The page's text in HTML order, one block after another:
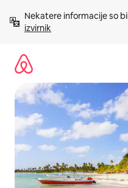
vsebino
Nekatere informacije so
izvirnik